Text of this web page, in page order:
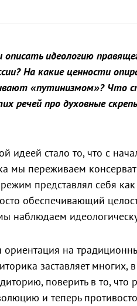
идеологию
На какие ценности
«путинизмом»? Что
речей про духовные
стало то, что с
мы переживаем
представлял себя
обеспечивающий
наблюдаем
ориентация на
заставляет
поверить в то,
и теперь